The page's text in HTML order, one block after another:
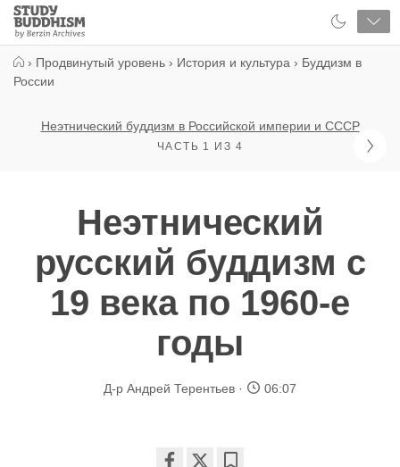
Close
Study
Buddhism
› Продвинутый уровень › История и культура › Буддизм в
России
Неэтнический буддизм в Российской империи и СССР
ЧАСТЬ 1 ИЗ 4
Неэтнический
русский буддизм с
19 века по 1960-е
годы
Д-р Андрей Терентьев 06:07